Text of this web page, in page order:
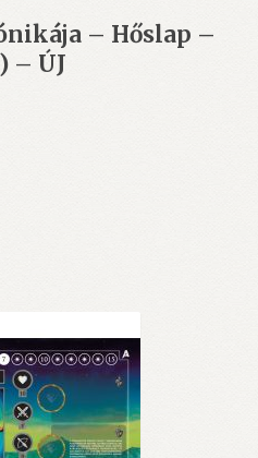
– Hőslap –
– ÚJ